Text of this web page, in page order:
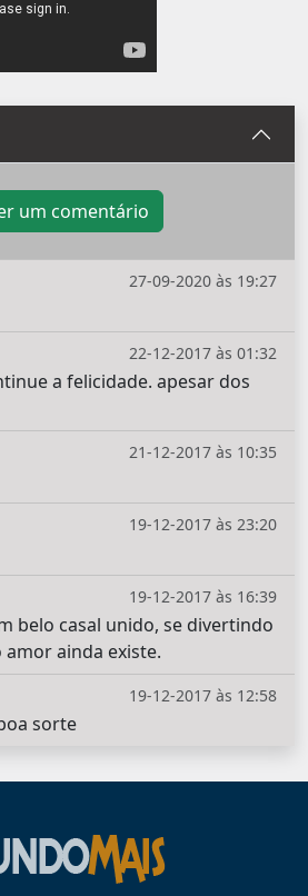
um comentário
27-09-2020 às 19:27
22-12-2017 às 01:32
a felicidade. apesar dos
21-12-2017 às 10:35
19-12-2017 às 23:20
19-12-2017 às 16:39
belo casal unido, se divertindo
ainda existe.
19-12-2017 às 12:58
sorte